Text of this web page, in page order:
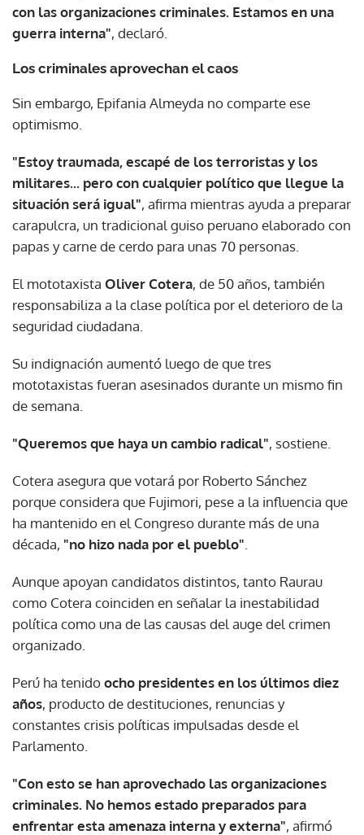
con las organizaciones criminales. Estamos en una
guerra interna", declaró.
Los criminales aprovechan el caos
Sin embargo, Epifania Almeyda no comparte ese
optimismo.
"Estoy traumada, escapé de los terroristas y los
militares... pero con cualquier político que llegue la
situación será igual", afirma mientras ayuda a preparar
carapulcra, un tradicional guiso peruano elaborado con
papas y carne de cerdo para unas 70 personas.
El mototaxista Oliver Cotera, de 50 años, también
responsabiliza a la clase política por el deterioro de la
seguridad ciudadana.
Su indignación aumentó luego de que tres
mototaxistas fueran asesinados durante un mismo fin
de semana.
"Queremos que haya un cambio radical", sostiene.
Cotera asegura que votará por Roberto Sánchez
porque considera que Fujimori, pese a la influencia que
ha mantenido en el Congreso durante más de una
década, "no hizo nada por el pueblo"
Aunque apoyan candidatos distintos, tanto Raurau
como Cotera coinciden en señalar la inestabilidad
política como una de las causas del auge del crimen
organizado.
Perú ha tenidoocho presidentes en los últimos diez
años, producto de destituciones, renuncias y
constantes crisis políticas impulsadas desde el
Parlamento.
"Con esto se han aprovechado las organizaciones
criminales. No hemos estado preparados para
enfrentar esta amenaza interna y externa", afirmó